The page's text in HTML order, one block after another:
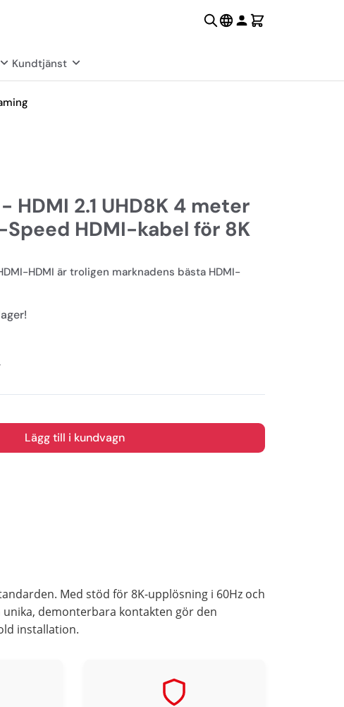
Kundtjänst
HDMI 2.1 UHD8K 4 meter
HDMI-kabel för 8K
HDMI är troligen marknadens bästa HDMI-
Lägg till i kundvagn
Med stöd för 8K-upplösning i 60Hz och
unika, demonterbara kontakten gör den
installation.